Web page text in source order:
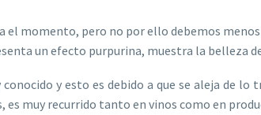
el momento, pero no por ello debemos
un efecto purpurina, muestra la belleza
y esto es debido a que se aleja de
muy recurrido tanto en vinos como en